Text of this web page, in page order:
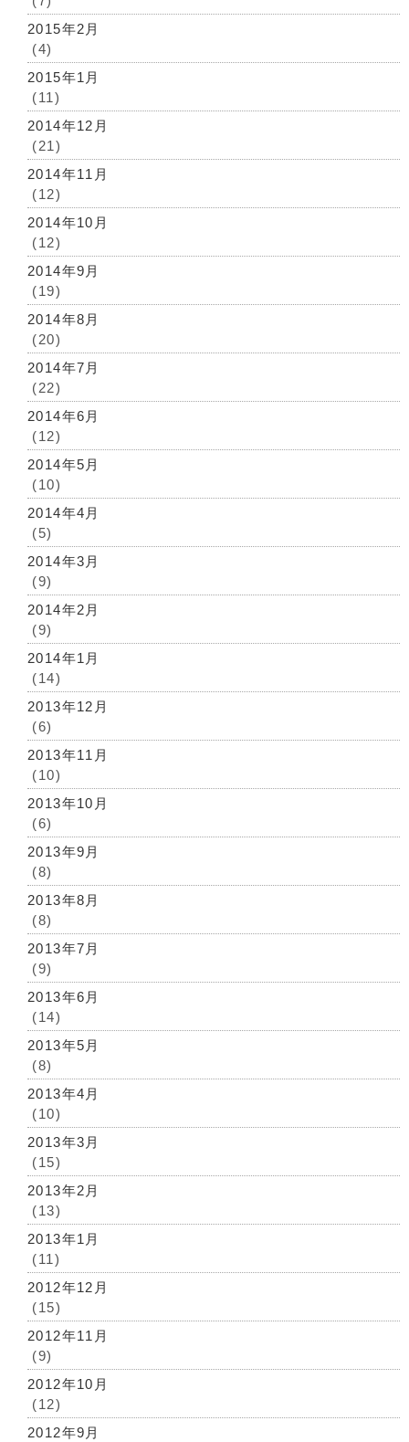
2015年2月
(4)
2015年1月
(11)
2014年12月
(21)
2014年11月
(12)
2014年10月
(12)
2014年9月
(19)
2014年8月
(20)
2014年7月
(22)
2014年6月
(12)
2014年5月
(10)
2014年4月
(5)
2014年3月
(9)
2014年2月
(9)
2014年1月
(14)
2013年12月
(6)
2013年11月
(10)
2013年10月
(6)
2013年9月
(8)
2013年8月
(8)
2013年7月
(9)
2013年6月
(14)
2013年5月
(8)
2013年4月
(10)
2013年3月
(15)
2013年2月
(13)
2013年1月
(11)
2012年12月
(15)
2012年11月
(9)
2012年10月
(12)
2012年9月